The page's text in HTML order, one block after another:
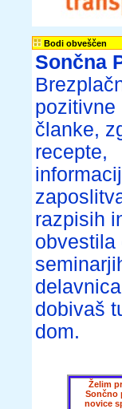
Bodi obveščen
Sončna
pozitivne
članke,
recepte,
razpisih
obvestila
dobivaš
dom.
Želim
Sončno
novice